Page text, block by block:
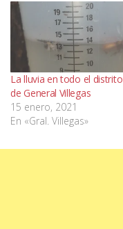
La lluvia en todo el distrito
de General Villegas
15 enero, 2021
En «Gral. Villegas»